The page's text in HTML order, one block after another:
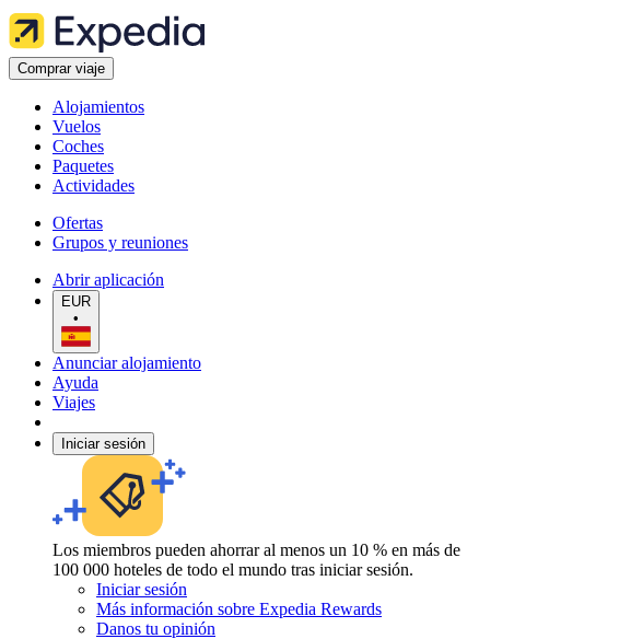
Comprar viaje
Alojamientos
Vuelos
Coches
Paquetes
Actividades
Ofertas
Grupos y reuniones
Abrir aplicación
EUR
•
Anunciar alojamiento
Ayuda
Viajes
Iniciar sesión
Los miembros pueden ahorrar al menos un 10 % en más de
100 000 hoteles de todo el mundo tras iniciar sesión.
Iniciar sesión
Más información sobre Expedia Rewards
Danos tu opinión